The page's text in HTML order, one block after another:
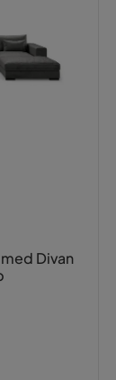
Divan